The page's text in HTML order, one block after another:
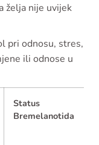
želja nije uvijek
pri odnosu, stres,
ili odnose u
Status
Bremelanotida